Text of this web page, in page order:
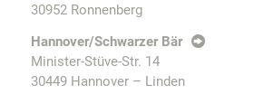
30952 Ronnenberg
Hannover/Schwarzer Bär
Minister-Stüve-Str. 14
30449 Hannover – Linden